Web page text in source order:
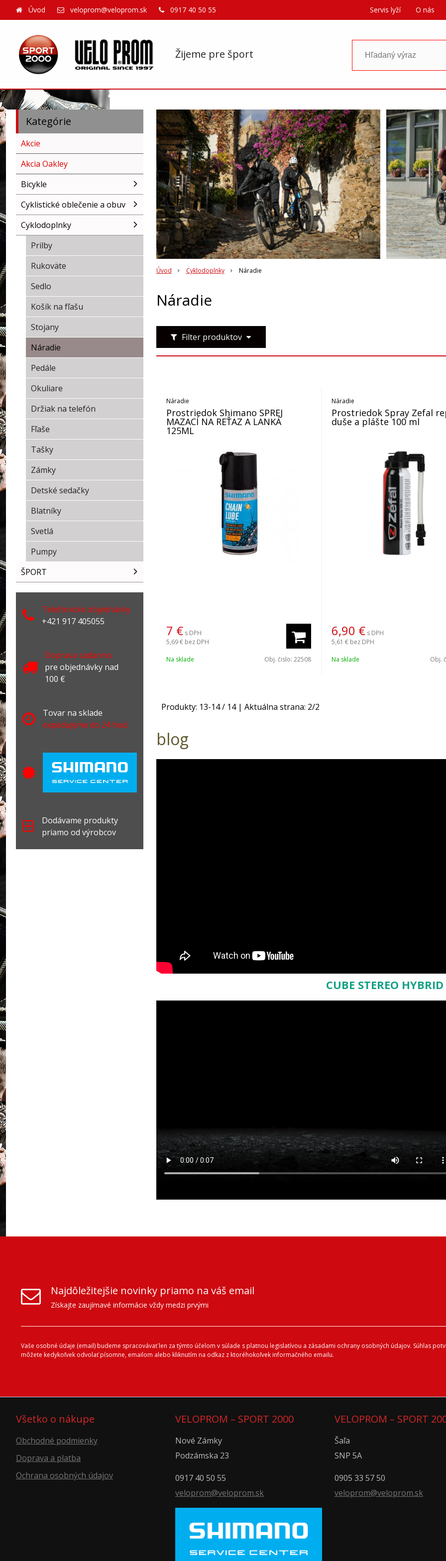
Žijeme pre šport
Úvod veloprom@veloprom.sk 0917 40 50 55 Servis lyží O nás
Úvod Cyklodoplnky Náradie
Náradie
Filter produktov
Náradie
Prostriedok Shimano SPREJ
MAZACÍ NA REŤAZ A LANKÁ
125ML
7 € s DPH
5,69 € bez DPH
Na sklade Obj. čislo:22508
Náradie
Prostriedok Spray Zefal
duše a plášte 100 ml
6,90 € s DPH
5,61 € bez DPH
Na sklade Obj.
Produkty: 13-14/ 14| Aktuálna strana: 2/2
blog
CUBE STEREO
Kategórie
Akcie
Akcia Oakley
Bicykle
Cyklistické oblečenie a obuv
Cyklodoplnky
Prilby
Rukoväte
Sedlo
Košík na fľašu
Stojany
Náradie
Pedále
Okuliare
Držiak na telefón
Fľaše
Tašky
Zámky
Detské sedačky
Blatníky
Svetlá
Pumpy
ŠPORT
Telefonické objednávky
+421 917 405055
Doprava zadarmo
pre objednávky nad
100 €
Tovar na sklade
expedujeme do 24 hod.
Dodávame produkty
priamo od výrobcov
Najdôležitejšie novinky priamo na váš email
Získajte zaujímavé informácie vždy medzi prvými
Vaše osobné údaje (email) budeme spracovávať len za týmto účelom v súlade s platnou legislatívou a zásadami ochrany osobných údajov. Súhlas
môžete kedykoľvek odvolať písomne, emailom alebo kliknutím na odkaz z ktoréhokoľvek informačného emailu.
Všetko o nákupe
Obchodné podmienky
Doprava a platba
Ochrana osobných údajov
VELOPROM – SPORT 2000
Nové Zámky
Podzámska 23
0917 40 50 55
veloprom@veloprom.sk
VELOPROM – SPORT
Šaľa
SNP 5A
0905 33 57 50
veloprom@veloprom.sk